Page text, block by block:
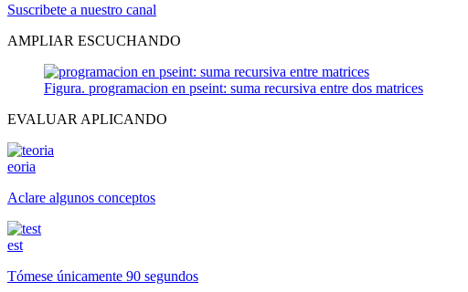
Suscribete a nuestro canal
AMPLIAR ESCUCHANDO
Figura. programacion en pseint: suma recursiva entre dos matrices
EVALUAR APLICANDO
eoria
Aclare algunos conceptos
est
Tómese únicamente 90 segundos